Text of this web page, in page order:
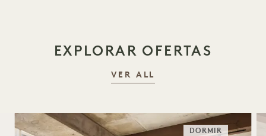
EXPLORAR OFERTAS
VER ALL
DORMIR